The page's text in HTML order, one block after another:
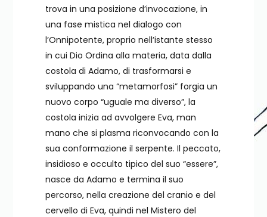
trova in una posizione d’invocazione, in
una fase mistica nel dialogo con
l’Onnipotente, proprio nell’istante stesso
in cui Dio Ordina alla materia, data dalla
costola di Adamo, di trasformarsi e
sviluppando una “metamorfosi” forgia un
nuovo corpo “uguale ma diverso”, la
costola inizia ad avvolgere Eva, man
mano che si plasma riconvocando con la
sua conformazione il serpente. Il peccato,
insidioso e occulto tipico del suo “essere”,
nasce da Adamo e termina il suo
percorso, nella creazione del cranio e del
cervello di Eva, quindi nel Mistero del